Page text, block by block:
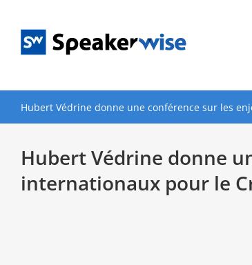
contenu
Hubert Védrine donne une conférence sur les
Hubert Védrine donne
internationaux pour le